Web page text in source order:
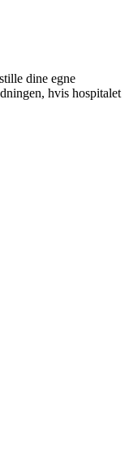
dine egne
hvis hospitalet